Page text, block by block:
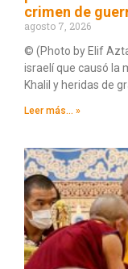
crimen de
agosto 7, 2026
© (Photo by Elif
israelí que causó la
Khalil y heridas de
Leer más... »